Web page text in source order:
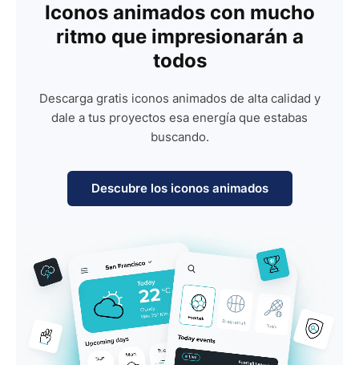
Iconos animados con mucho
ritmo que impresionarán a
todos
Descarga gratis iconos animados de alta calidad y
dale a tus proyectos esa energía que estabas
buscando.
Descubre los iconos animados